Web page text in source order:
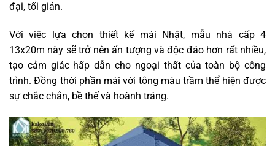
đại, tối giản.
Với việc lựa chọn thiết kế mái Nhật, mẫu nhà cấp 4
13x20m này sẽ trở nên ấn tượng và độc đáo hơn rất nhiều,
tạo cảm giác hấp dẫn cho ngoại thất của toàn bộ công
trình. Đồng thời phần mái với tông màu trầm thể hiện được
sự chắc chắn, bề thế và hoành tráng.